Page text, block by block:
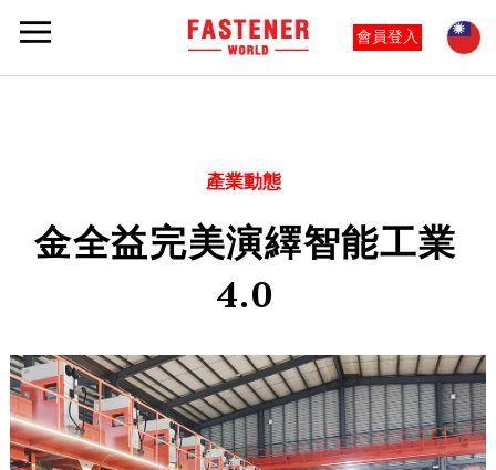
會員登入
產業動態
金全益完美演繹智能工業
4.0